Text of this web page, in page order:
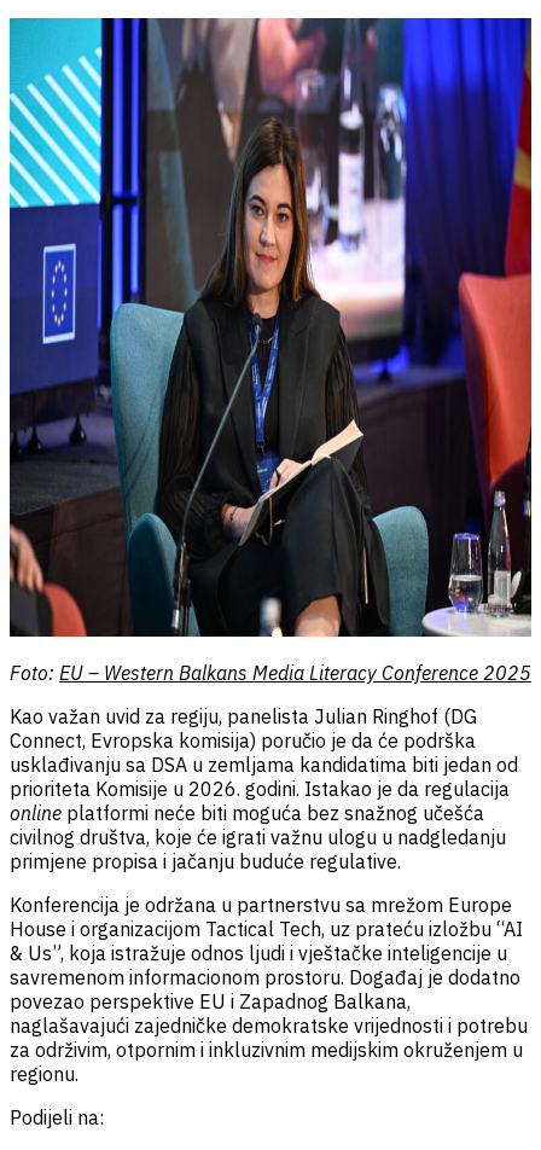
Foto: EU – Western Balkans Media Literacy Conference 2025
Kao važan uvid za regiju, panelista Julian Ringhof (DG
Connect, Evropska komisija) poručio je da će podrška
usklađivanju sa DSA u zemljama kandidatima biti jedan od
prioriteta Komisije u 2026. godini. Istakao je da regulacija
online platformi neće biti moguća bez snažnog učešća
civilnog društva, koje će igrati važnu ulogu u nadgledanju
primjene propisa i jačanju buduće regulative.
Konferencija je održana u partnerstvu sa mrežom Europe
House i organizacijom Tactical Tech, uz prateću izložbu “AI
& Us”, koja istražuje odnos ljudi i vještačke inteligencije u
savremenom informacionom prostoru. Događaj je dodatno
povezao perspektive EU i Zapadnog Balkana,
naglašavajući zajedničke demokratske vrijednosti i potrebu
za održivim, otpornim i inkluzivnim medijskim okruženjem u
regionu.
Podijeli na: